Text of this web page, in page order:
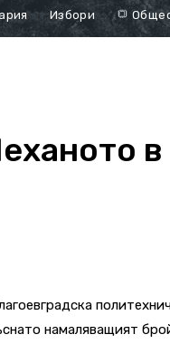
Избори
в
намаляващият